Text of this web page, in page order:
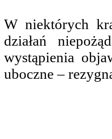
W niektórych
działań
wystąpienia
uboczne –